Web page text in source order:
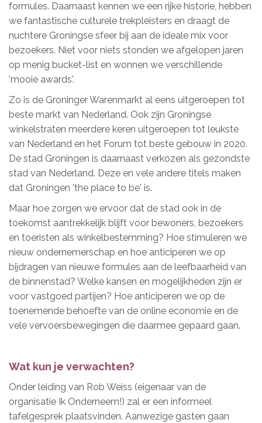
formules. Daarnaast kennen we een rijke historie, hebben
we fantastische culturele trekpleisters en draagt de
nuchtere Groningse sfeer bij aan de ideale mix voor
bezoekers. Niet voor niets stonden we afgelopen jaren
op menig bucket-list en wonnen we verschillende
'mooie awards'.
Zo is de Groninger Warenmarkt al eens uitgeroepen tot
beste markt van Nederland. Ook zijn Groningse
winkelstraten meerdere keren uitgeroepen tot leukste
van Nederland en het Forum tot beste gebouw in 2020.
De stad Groningen is daarnaast verkozen als gezondste
stad van Nederland. Deze en vele andere titels maken
dat Groningen 'the place to be' is.
Maar hoe zorgen we ervoor dat de stad ook in de
toekomst aantrekkelijk blijft voor bewoners, bezoekers
en toeristen als winkelbestemming? Hoe stimuleren we
nieuw ondernemerschap en hoe anticiperen we op
bijdragen van nieuwe formules aan de leefbaarheid van
de binnenstad? Welke kansen en mogelijkheden zijn er
voor vastgoed partijen? Hoe anticiperen we op de
toenemende behoefte van de online economie en de
vele vervoersbewegingen die daarmee gepaard gaan.
Wat kun je verwachten?
Onder leiding van Rob Weiss (eigenaar van de
organisatie Ik Onderneem!) zal er een informeel
tafelgesprek plaatsvinden. Aanwezige gasten gaan